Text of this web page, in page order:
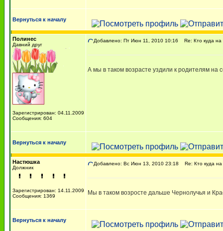
Вернуться к началу
Полинес
Давний друг
Зарегистрирован: 04.11.2009
Сообщения: 604
Добавлено: Пт Июн 11, 2010 10:16 Re: Кто куда
А мы в таком возрасте уздили к родителям на
Вернуться к началу
Настюшка
Должник
Зарегистрирован: 14.11.2009
Сообщения: 1369
Добавлено: Вс Июн 13, 2010 23:18 Re: Кто куда
Мы в таком возросте дальше Чернолучья и
Вернуться к началу